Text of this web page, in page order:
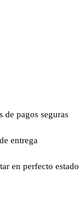
de pagos seguras
entrega
en perfecto estado